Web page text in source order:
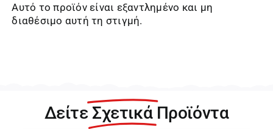
Αυτό το προϊόν είναι εξαντλημένο και μη
διαθέσιμο αυτή τη στιγμή.
Δείτε Σχετικά Προϊόντα